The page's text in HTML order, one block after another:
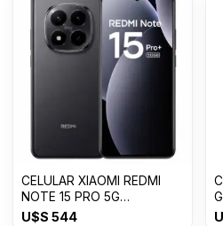
CELULAR XIAOMI REDMI
NOTE 15 PRO 5G
8GB+512GB
U$S 544